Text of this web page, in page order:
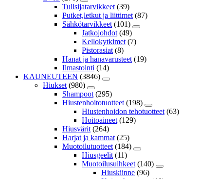
Tulisijatarvikkeet (39)
Putket,letkut ja liittimet (87)
Sähkötarvikkeet (101)
Jatkojohdot (49)
Kellokytkimet (7)
Pistorasiat (8)
Hanat ja hanavarusteet (19)
Ilmastointi (14)
KAUNEUTEEN (3846)
Hiukset (980)
Shampoot (295)
Hiustenhoitotuotteet (198)
Hiustenhoidon tehotuotteet (63)
Hoitoaineet (129)
Hiusvärit (264)
Harjat ja kammat (25)
Muotoilutuotteet (184)
Hiusgeelit (11)
Muotoilusuihkeet (140)
Hiuskiinne (96)